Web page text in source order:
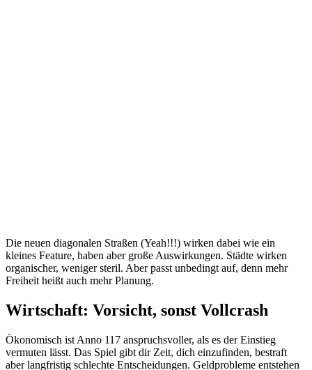
Die neuen diagonalen Straßen (Yeah!!!) wirken dabei wie ein
kleines Feature, haben aber große Auswirkungen. Städte wirken
organischer, weniger steril. Aber passt unbedingt auf, denn mehr
Freiheit heißt auch mehr Planung.
Wirtschaft: Vorsicht, sonst Vollcrash
Ökonomisch ist Anno 117 anspruchsvoller, als es der Einstieg
vermuten lässt. Das Spiel gibt dir Zeit, dich einzufinden, bestraft
aber langfristig schlechte Entscheidungen. Geldprobleme entstehen